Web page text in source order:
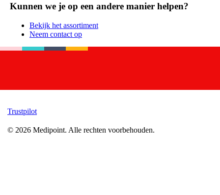
Kunnen we je op een andere manier helpen?
Bekijk het assortiment
Neem contact op
Trustpilot
© 2026 Medipoint. Alle rechten voorbehouden.